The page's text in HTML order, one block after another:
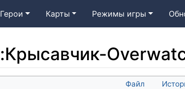
Герои Карты Режимы игры
:Крысавчик-
Файл